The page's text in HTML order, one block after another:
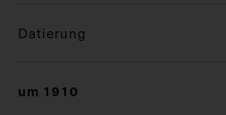
Datierung
um 1910